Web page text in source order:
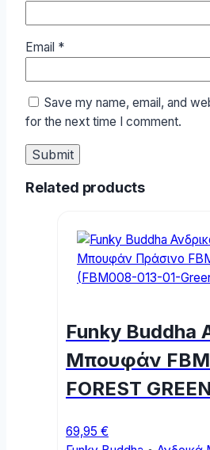
Email *
Save my name, email, and
for the next time I comment.
Related products
Funky Buddha
Μπουφάν
FOREST GREEN
69,95 €